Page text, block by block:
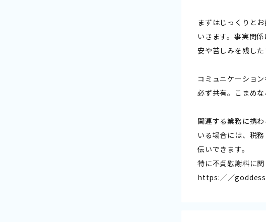
まずはじっくりと
いきます。事実関
安や苦しみを残し
コミュニケーショ
必ず共有。こまめ
関連する業務に携
いる場合には、税
伝いできます。
特に不貞慰謝料に
https:／／